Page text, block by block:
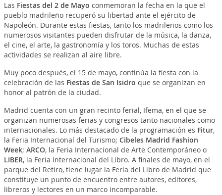
Las Fiestas del 2 de Mayo conmemoran la fecha en la que el
pueblo madrileño recuperó su libertad ante el ejército de
Napoleón. Durante estas fiestas, tanto los madrileños como los
numerosos visitantes pueden disfrutar de la música, la danza,
el cine, el arte, la gastronomía y los toros. Muchas de estas
actividades se realizan al aire libre.
Muy poco después, el 15 de mayo, continúa la fiesta con la
celebración de las Fiestas de San Isidro que se organizan en
honor al patrón de la ciudad.
Madrid cuenta con un gran recinto ferial, Ifema, en el que se
organizan numerosas ferias y congresos tanto nacionales como
internacionales. Lo más destacado de la programación es Fitur,
la Feria Internacional del Turismo; Cibeles Madrid Fashion
Week; ARCO, la Feria Internacional de Arte Contemporáneo o
LIBER, la Feria Internacional del Libro. A finales de mayo, en el
parque del Retiro, tiene lugar la Feria del Libro de Madrid que
constituye un punto de encuentro entre autores, editores,
libreros y lectores en un marco incomparable.